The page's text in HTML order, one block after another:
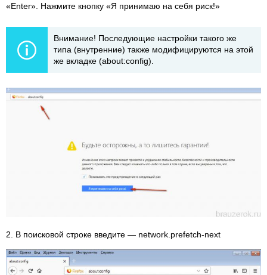
«Enter». Нажмите кнопку «Я принимаю на себя риск!»
Внимание! Последующие настройки такого же
типа (внутренние) также модифицируются на этой
же вкладке (about:config).
2. В поисковой строке введите — network.prefetch-next